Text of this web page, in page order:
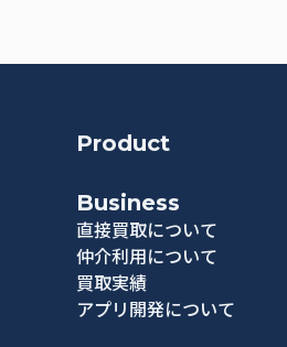
Product
Business
直接買取について
仲介利用について
買取実績
アプリ開発について